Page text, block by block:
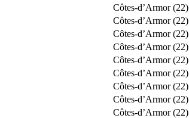
Côtes-d’Armor (22)
Côtes-d’Armor (22)
Côtes-d’Armor (22)
Côtes-d’Armor (22)
Côtes-d’Armor (22)
Côtes-d’Armor (22)
Côtes-d’Armor (22)
Côtes-d’Armor (22)
Côtes-d’Armor (22)